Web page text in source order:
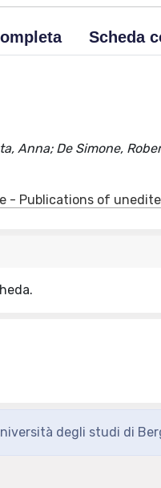
Scheda
Anna; De Simone,
- Publications of
degli studi di